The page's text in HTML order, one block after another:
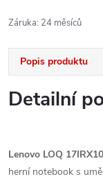
Záruka: 24 měsíců
Popis produktu
Detailní
Lenovo LOQ 17IRX10
herní notebook s